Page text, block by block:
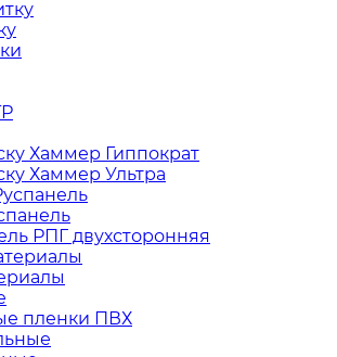
Хаммер Гиппократ
Хаммер Ультра
РПГ двухсторонняя
пленки ПВХ